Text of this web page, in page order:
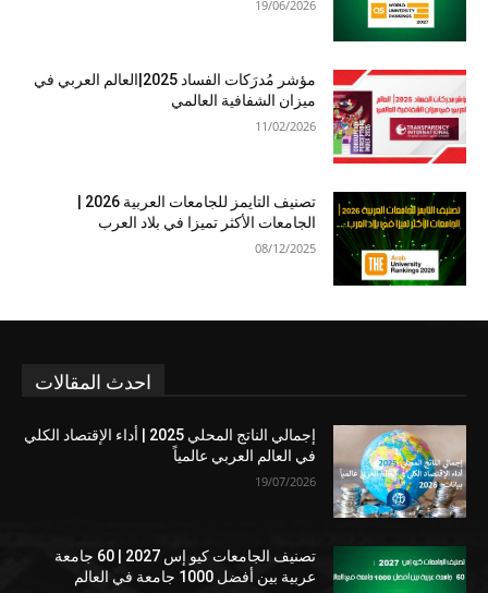
19/06/2026
مؤشر مُدرَكات الفساد 2025|العالم العربي في
ميزان الشفافية العالمي
11/02/2026
الجامعات الأكثر تميزا في بلاد العرب
08/12/2025
احدث المقالات
إجمالي الناتج المحلي 2025 | أداء الإقتصاد الكلي
في العالم العربي عالمياً
19/07/2026
تصنيف الجامعات كيو إس 2027 | 60 جامعة
عربية بين أفضل 1000 جامعة في العالم